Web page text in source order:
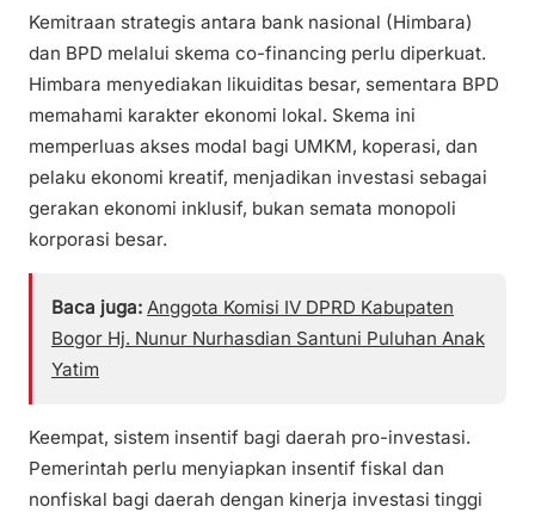
Kemitraan strategis antara bank nasional (Himbara)
dan BPD melalui skema co-financing perlu diperkuat.
Himbara menyediakan likuiditas besar, sementara BPD
memahami karakter ekonomi lokal. Skema ini
memperluas akses modal bagi UMKM, koperasi, dan
pelaku ekonomi kreatif, menjadikan investasi sebagai
gerakan ekonomi inklusif, bukan semata monopoli
korporasi besar.
Baca juga: Anggota Komisi IV DPRD Kabupaten
Bogor Hj. Nunur Nurhasdian Santuni Puluhan Anak
Yatim
Keempat, sistem insentif bagi daerah pro-investasi.
Pemerintah perlu menyiapkan insentif fiskal dan
nonfiskal bagi daerah dengan kinerja investasi tinggi